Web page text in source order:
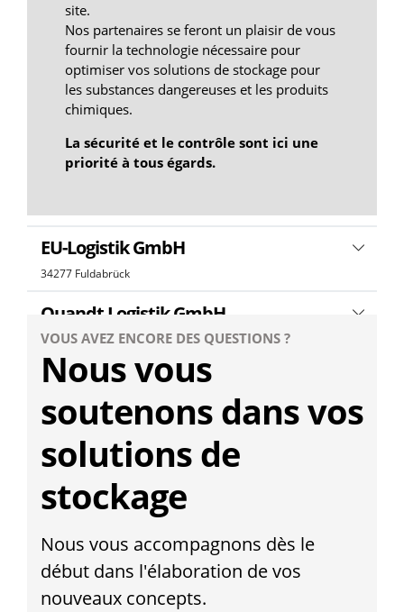
Bobe Speditions GmbH
32108 Bad Salzuflen
Friedrich Biermann Logistik und
Spedition GmbH
33142 Büren
EU-Logistik GmbH
34277 Fuldabrück
Quandt Logistik GmbH
37120 Bovenden
Logistik in XXL GmbH
38112 Braunschweig
L.W. Cretschmar GmbH & Co. KG
39307 Brettin
Eurotrans Speditionsgesellschaft
Scheren Logistik GmbH
site.
Nos partenaires se feront un plaisir de vous
fournir la technologie nécessaire pour
optimiser vos solutions de stockage pour
les substances dangereuses et les produits
chimiques.
La sécurité et le contrôle sont ici une
priorité à tous égards.
VOUS AVEZ ENCORE DES QUESTIONS ?
Nous vous
soutenons dans vos
solutions de
stockage
Nous vous accompagnons dès le
début dans l'élaboration de vos
nouveaux concepts.